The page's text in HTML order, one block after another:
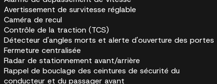
Avertissement de survitesse réglable
Caméra de recul
Contrôle de la traction (TCS)
Détecteur d'angles morts et alerte d'ouverture des portes
Fermeture centralisée
Radar de stationnement avant/arrière
Rappel de bouclage des ceintures de sécurité du
conducteur et du passager avant